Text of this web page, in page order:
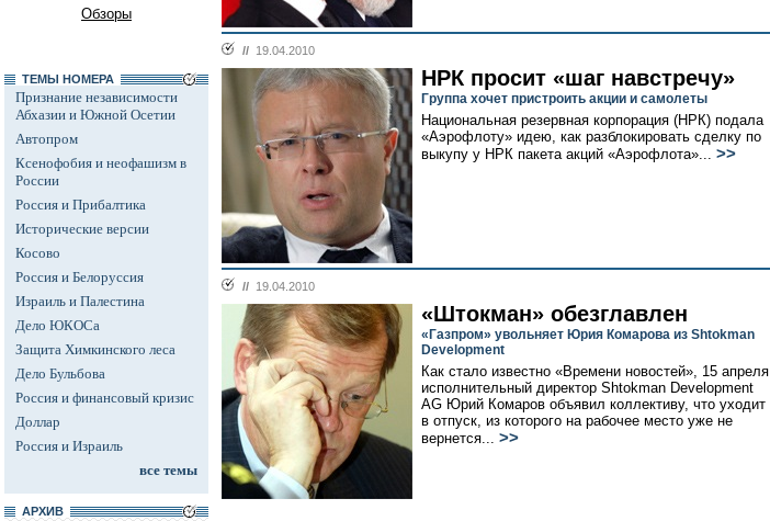
Обзоры
ТЕМЫ НОМЕРА
Признание независимости
Абхазии и Южной Осетии
Автопром
Ксенофобия и неофашизм в
России
Россия и Прибалтика
Исторические версии
Косово
Россия и Белоруссия
Израиль и Палестина
Дело ЮКОСа
Защита Химкинского леса
Дело Бульбова
Россия и финансовый кризис
Доллар
Россия и Израиль
все темы
АРХИВ
// 19.04.2010
НРК просит «шаг навстречу»
Группа хочет пристроить акции и самолеты
Национальная резервная корпорация (НРК) подала
«Аэрофлоту» идею, как разблокировать сделку по
выкупу у НРК пакета акций «Аэрофлота»... >>
// 19.04.2010
«Штокман» обезглавлен
«Газпром» увольняет Юрия Комарова из Shtokman
Development
Как стало известно «Времени новостей», 15 апреля
исполнительный директор Shtokman Development
AG Юрий Комаров объявил коллективу, что уходит
в отпуск, из которого на рабочее место уже не
вернется... >>